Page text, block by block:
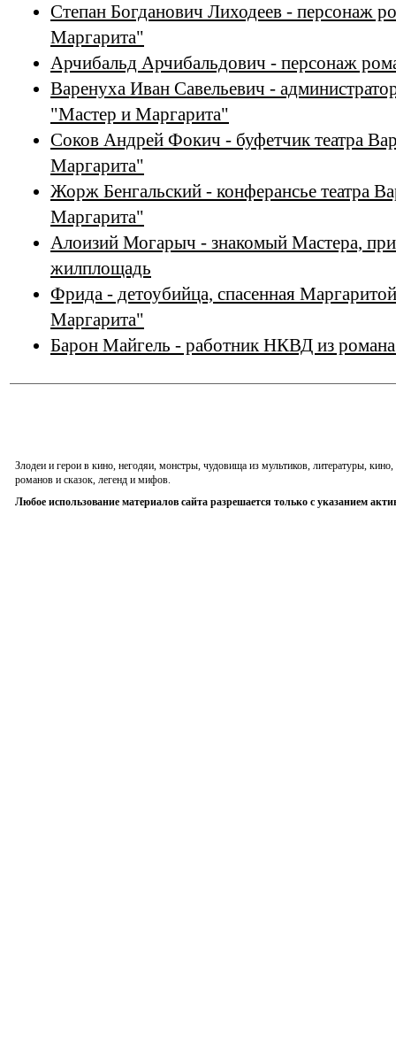
Степан Богданович Лиходеев - персонаж
Маргарита"
Арчибальд Арчибальдович - персонаж
Варенуха Иван Савельевич -
"Мастер и Маргарита"
Соков Андрей Фокич - буфетчик театра
Маргарита"
Жорж Бенгальский - конферансье театра
Маргарита"
Алоизий Могарыч - знакомый Мастера,
жилплощадь
Фрида - детоубийца, спасенная
Маргарита"
Барон Майгель - работник НКВД из
Злодеи и герои в кино, негодяи, монстры, чудовища из мультиков, литературы,
романов и сказок, легенд и мифов.
Любое использование материалов сайта разрешается только с указанием